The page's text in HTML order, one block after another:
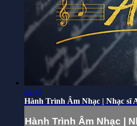
25:45
Hành Trình Âm Nhạc | Nhạc sĩ
Hành Trình Âm Nhạc |